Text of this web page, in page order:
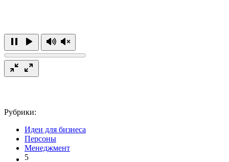
Рубрики:
Идеи для бизнеса
Персоны
Менеджмент
5